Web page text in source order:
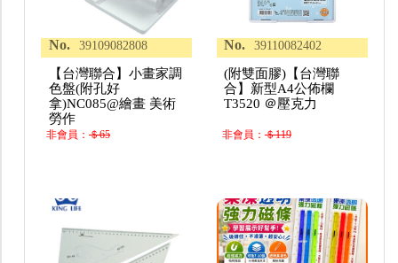
No. 39109082808
【台灣聯合】小畫家調
色盤(附孔好
拿)NC085@繪畫 美術
勞作
非會員：＄65
No. 39110082402
(附雙面膠)【台灣聯
合】新型A4公佈欄
T3520 ＠壓克力
非會員：＄119